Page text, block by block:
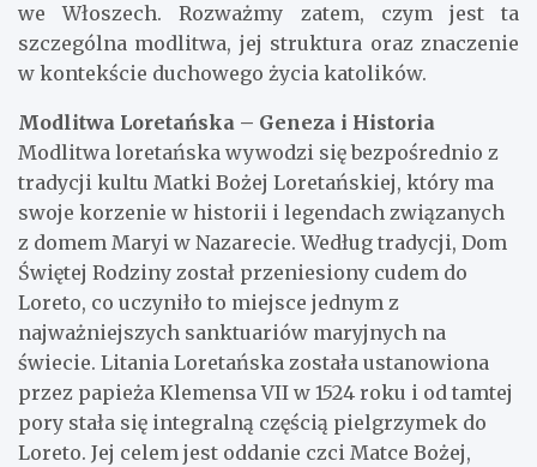
we Włoszech. Rozważmy zatem, czym jest ta
szczególna modlitwa, jej struktura oraz znaczenie
w kontekście duchowego życia katolików.
Modlitwa Loretańska – Geneza i Historia
Modlitwa loretańska wywodzi się bezpośrednio z
tradycji kultu Matki Bożej Loretańskiej, który ma
swoje korzenie w historii i legendach związanych
z domem Maryi w Nazarecie. Według tradycji, Dom
Świętej Rodziny został przeniesiony cudem do
Loreto, co uczyniło to miejsce jednym z
najważniejszych sanktuariów maryjnych na
świecie. Litania Loretańska została ustanowiona
przez papieża Klemensa VII w 1524 roku i od tamtej
pory stała się integralną częścią pielgrzymek do
Loreto. Jej celem jest oddanie czci Matce Bożej,